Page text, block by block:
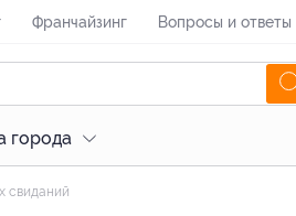
Франчайзинг Вопросы и ответы
города
свиданий